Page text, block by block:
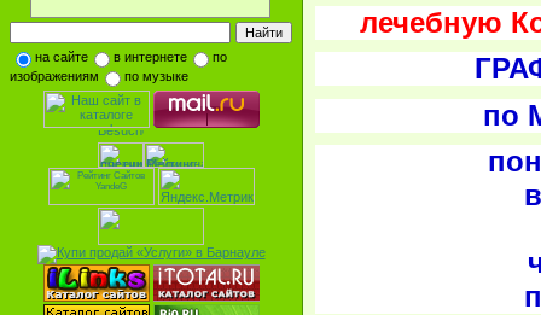
на сайте в интернете
по
изображениям
по музыке
лечебную
по